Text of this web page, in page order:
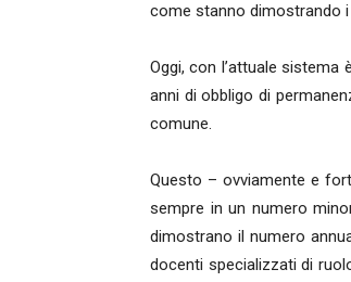
come stanno dimostrando
Oggi, con l’attuale
anni di obbligo di
comune.
Questo – ovviamente e
sempre in un numero
dimostrano il numero
docenti specializzati di